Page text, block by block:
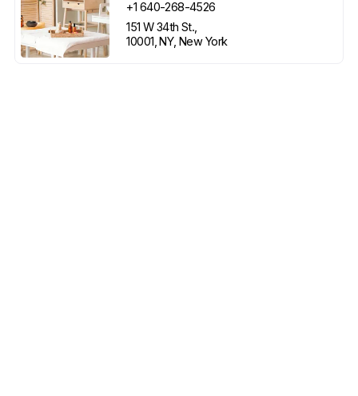
+1 640-268-4526
151 W 34th St.,
10001, NY, New York